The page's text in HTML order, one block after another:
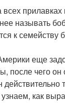
прилавках
называть
к
еще
после чего
как